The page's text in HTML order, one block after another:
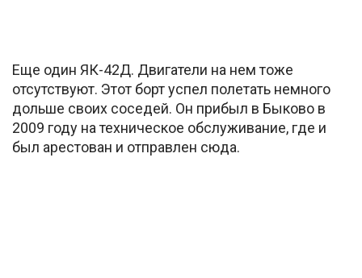
Еще один ЯК-42Д. Двигатели на нем тоже
отсутствуют. Этот борт успел полетать немного
дольше своих соседей. Он прибыл в Быково в
2009 году на техническое обслуживание, где и
был арестован и отправлен сюда.